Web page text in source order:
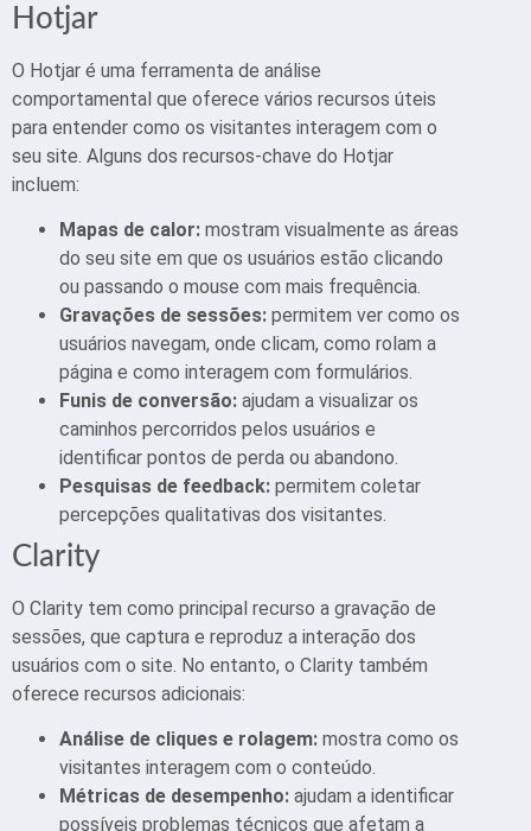
Hotjar
O Hotjar é uma ferramenta de análise
comportamental que oferece vários recursos úteis
para entender como os visitantes interagem com o
seu site. Alguns dos recursos-chave do Hotjar
incluem:
Mapas de calor: mostram visualmente as áreas
do seu site em que os usuários estão clicando
ou passando o mouse com mais frequência.
Gravações de sessões: permitem ver como os
usuários navegam, onde clicam, como rolam a
página e como interagem com formulários.
Funis de conversão: ajudam a visualizar os
caminhos percorridos pelos usuários e
identificar pontos de perda ou abandono.
Pesquisas de feedback: permitem coletar
percepções qualitativas dos visitantes.
Clarity
O Clarity tem como principal recurso a gravação de
sessões, que captura e reproduz a interação dos
usuários com o site. No entanto, o Clarity também
oferece recursos adicionais:
Análise de cliques e rolagem: mostra como os
visitantes interagem com o conteúdo.
Métricas de desempenho: ajudam a identificar
possíveis problemas técnicos que afetam a